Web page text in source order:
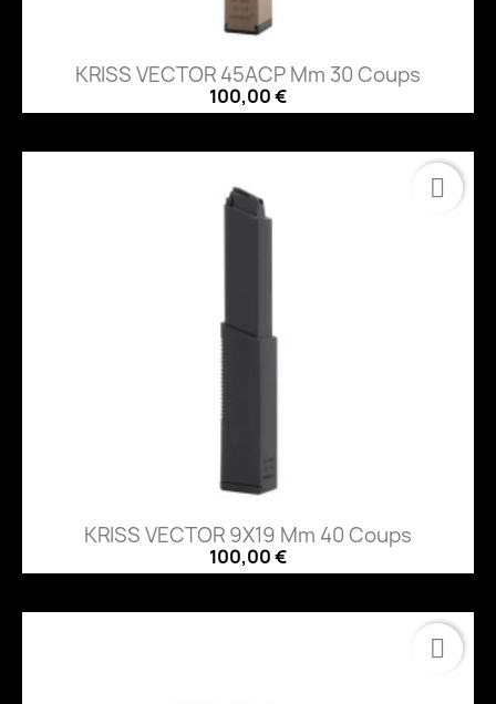
KRISS VECTOR 45ACP Mm 30 Coups
100,00 €
KRISS VECTOR 9X19 Mm 40 Coups
100,00 €